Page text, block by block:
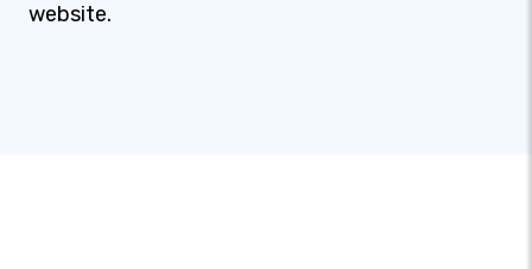
website.